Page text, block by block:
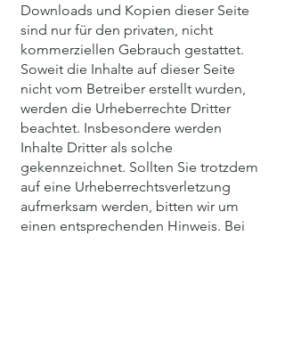
Downloads und Kopien dieser Seite
sind nur für den privaten, nicht
kommerziellen Gebrauch gestattet.
Soweit die Inhalte auf dieser Seite
nicht vom Betreiber erstellt wurden,
werden die Urheberrechte Dritter
beachtet. Insbesondere werden
Inhalte Dritter als solche
gekennzeichnet. Sollten Sie trotzdem
auf eine Urheberrechtsverletzung
aufmerksam werden, bitten wir um
einen entsprechenden Hinweis. Bei